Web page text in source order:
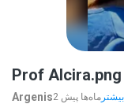
Prof Alcira.png
Argenis 2 ماه‌ها پیش